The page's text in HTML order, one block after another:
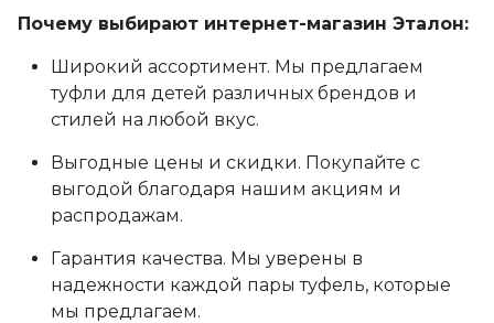
Почему выбирают интернет-магазин Эталон:
Широкий ассортимент. Мы предлагаем
туфли для детей различных брендов и
стилей на любой вкус.
Выгодные цены и скидки. Покупайте с
выгодой благодаря нашим акциям и
распродажам.
Гарантия качества. Мы уверены в
надежности каждой пары туфель, которые
мы предлагаем.